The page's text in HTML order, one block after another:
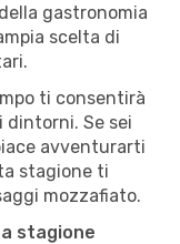
gastronomia
scelta di
ti consentirà
dintorni. Se sei
avventurarti
stagione ti
mozzafiato.
stagione